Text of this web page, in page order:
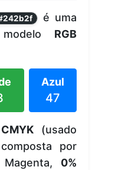
é uma
RGB
Azul
47
CMYK(usado
por
Magenta, 0%